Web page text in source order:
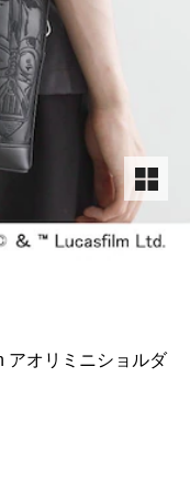
アオリミニショルダ